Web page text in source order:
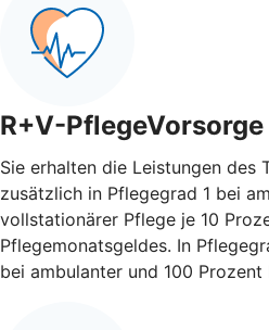
R+V-
Sie erhalten die Leistungen des
zusätzlich in Pflegegrad 1 bei
vollstationärer Pflege je 10
Pflegemonatsgeldes. In
bei ambulanter und 100